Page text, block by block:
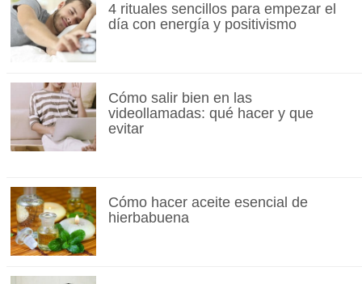
4 rituales sencillos para empezar el
día con energía y positivismo
Cómo salir bien en las
videollamadas: qué hacer y que
evitar
Cómo hacer aceite esencial de
hierbabuena